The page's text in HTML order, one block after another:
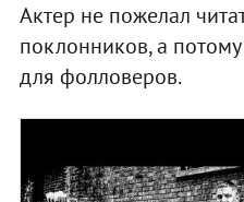
Актер не пожелал
поклонников, а
для фолловеров.